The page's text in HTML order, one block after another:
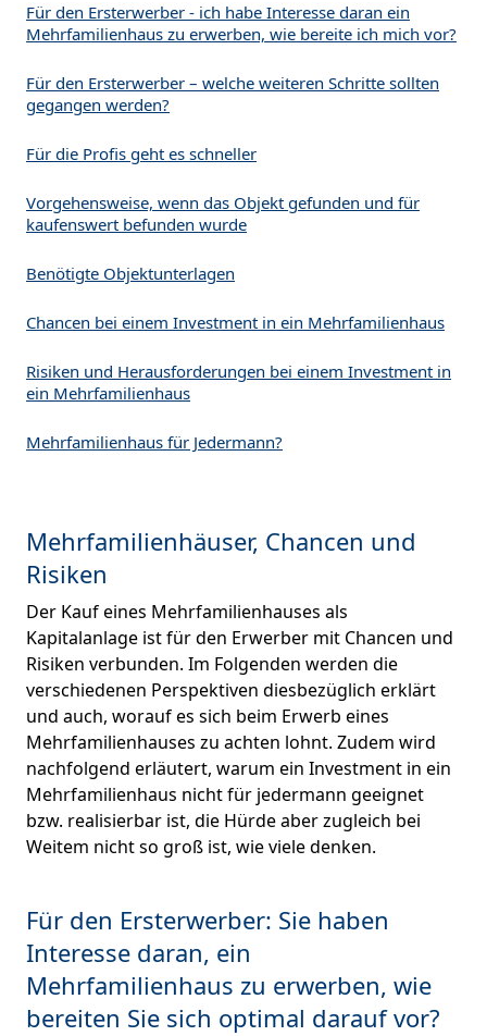
Für den Ersterwerber - ich habe Interesse daran ein
Mehrfamilienhaus zu erwerben, wie bereite ich mich vor?
Für den Ersterwerber – welche weiteren Schritte sollten
gegangen werden?
Für die Profis geht es schneller
Vorgehensweise, wenn das Objekt gefunden und für
kaufenswert befunden wurde
Benötigte Objektunterlagen
Chancen bei einem Investment in ein Mehrfamilienhaus
Risiken und Herausforderungen bei einem Investment in
ein Mehrfamilienhaus
Mehrfamilienhaus für Jedermann?
Mehrfamilienhäuser, Chancen und
Risiken
Der Kauf eines Mehrfamilienhauses als
Kapitalanlage ist für den Erwerber mit Chancen und
Risiken verbunden. Im Folgenden werden die
verschiedenen Perspektiven diesbezüglich erklärt
und auch, worauf es sich beim Erwerb eines
Mehrfamilienhauses zu achten lohnt. Zudem wird
nachfolgend erläutert, warum ein Investment in ein
Mehrfamilienhaus nicht für jedermann geeignet
bzw. realisierbar ist, die Hürde aber zugleich bei
Weitem nicht so groß ist, wie viele denken.
Für den Ersterwerber: Sie haben
Interesse daran, ein
Mehrfamilienhaus zu erwerben, wie
bereiten Sie sich optimal darauf vor?